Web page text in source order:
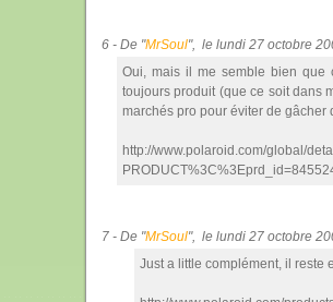
6 - De "MrSoul", le lundi 27 octobre
Oui, mais il me semble bien que
toujours produit (que ce soit dans
marchés pro pour éviter de gâcher
http://www.polaroid.com/global/
7 - De "MrSoul", le lundi 27 octobre
Just a little complément, il reste